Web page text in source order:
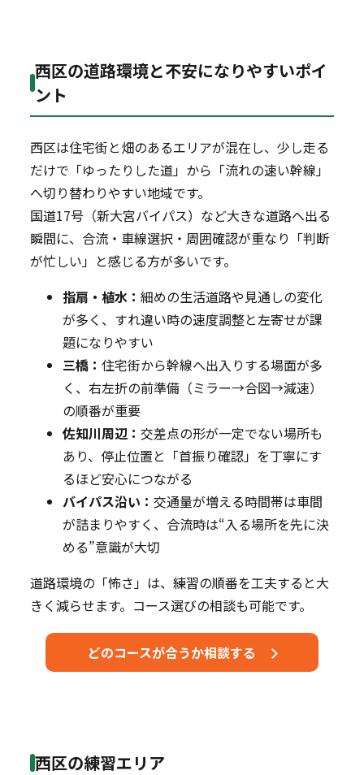
西区の道路環境と不安になりやすいポイ
ント
西区は住宅街と畑のあるエリアが混在し、少し走る
だけで「ゆったりした道」から「流れの速い幹線」
へ切り替わりやすい地域です。
国道17号（新大宮バイパス）など大きな道路へ出る
瞬間に、合流・車線選択・周囲確認が重なり「判断
が忙しい」と感じる方が多いです。
指扇・植水：細めの生活道路や見通しの変化
が多く、すれ違い時の速度調整と左寄せが課
題になりやすい
三橋：住宅街から幹線へ出入りする場面が多
く、右左折の前準備（ミラー→合図→減速）
の順番が重要
佐知川周辺：交差点の形が一定でない場所も
あり、停止位置と「首振り確認」を丁寧にす
るほど安心につながる
バイパス沿い：交通量が増える時間帯は車間
が詰まりやすく、合流時は“入る場所を先に決
める”意識が大切
道路環境の「怖さ」は、練習の順番を工夫すると大
きく減らせます。コース選びの相談も可能です。
どのコースが合うか相談する
西区の練習エリア